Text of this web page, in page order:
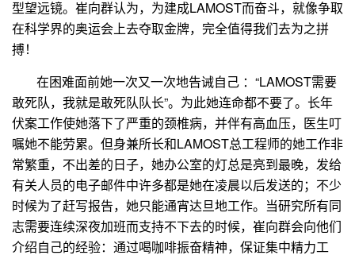
型望远镜。崔向群认为，为建成LAMOST而奋斗，就像争取
在科学界的奥运会上去夺取金牌，完全值得我们去为之拼
搏！
在困难面前她一次又一次地告诫自己 ：“LAMOST需要
敢死队，我就是敢死队队长”。为此她连命都不要了。长年
伏案工作使她落下了严重的颈椎病，并伴有高血压，医生叮
嘱她不能劳累。但身兼所长和LAMOST总工程师的她工作非
常繁重，不出差的日子，她办公室的灯总是亮到最晚，发给
有关人员的电子邮件中许多都是她在凌晨以后发送的；不少
时候为了赶写报告，她只能通宵达旦地工作。当研究所有同
志需要连续深夜加班而支持不下去的时候，崔向群会向他们
介绍自己的经验：通过喝咖啡振奋精神，保证集中精力工